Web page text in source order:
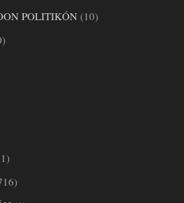
POLITIKÓN (10)